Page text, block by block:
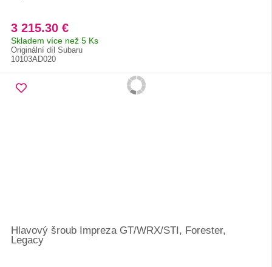
3 215.30 €
Skladem více než 5 Ks
Originální díl Subaru
10103AD020
Hlavový šroub Impreza GT/WRX/STI, Forester,
Legacy